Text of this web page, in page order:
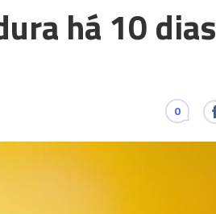
há 10 dias
0